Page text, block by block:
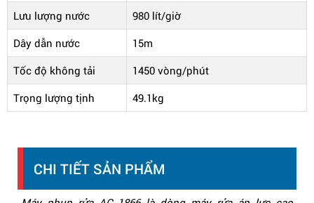
Lưu lượng nước
980 lít/giờ
Dây dẫn nước
15m
Tốc độ không tải
1450 vòng/phút
Trọng lượng tịnh
49.1kg
CHI TIẾT SẢN PHẨM